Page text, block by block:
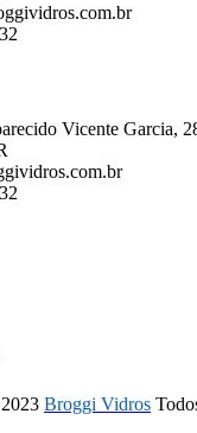
Vicente Garcia,
Broggi Vidros